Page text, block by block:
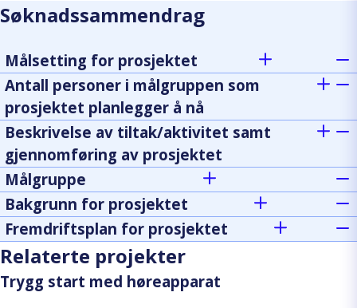
Søknadssammendrag
Målsetting for prosjektet
Antall personer i målgruppen som
prosjektet planlegger å nå
Beskrivelse av tiltak/aktivitet samt
gjennomføring av prosjektet
Målgruppe
Bakgrunn for prosjektet
Fremdriftsplan for prosjektet
Relaterte projekter
Trygg start med høreapparat